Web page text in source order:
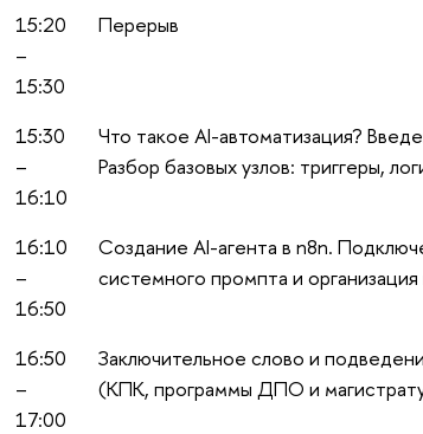
15:20
–
15:30
Перерыв
15:30
–
16:10
Что такое AI-автоматизация?
Разбор базовых узлов: триггеры,
16:10
–
16:50
Создание AI-агента в n8n.
системного промпта и
16:50
–
17:00
Заключительное слово и
(КПК, программы ДПО и